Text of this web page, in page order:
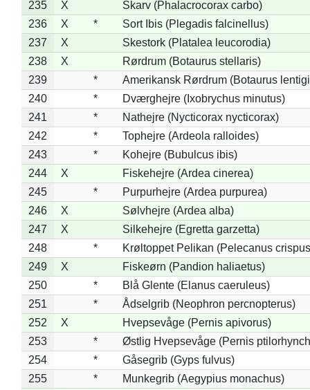
235 X
Skarv (Phalacrocorax carbo)
236
X *
Sort Ibis (Plegadis falcinellus)
237
X
Skestork (Platalea leucorodia)
238
X
Rørdrum (Botaurus stellaris)
239
*
Amerikansk Rørdrum (Botaurus
240
*
Dværghejre (Ixobrychus minutus)
241
*
Nathejre (Nycticorax nycticorax)
242
*
Tophejre (Ardeola ralloides)
243
*
Kohejre (Bubulcus ibis)
244
X
Fiskehejre (Ardea cinerea)
245
*
Purpurhejre (Ardea purpurea)
246
X
Sølvhejre (Ardea alba)
247
X
Silkehejre (Egretta garzetta)
248
*
Krøltoppet Pelikan (Pelecanus
249
X
Fiskeørn (Pandion haliaetus)
250
*
Blå Glente (Elanus caeruleus)
251
*
Ådselgrib (Neophron percnopterus)
252
X
Hvepsevåge (Pernis apivorus)
253
*
Østlig Hvepsevåge (Pernis
254
*
Gåsegrib (Gyps fulvus)
255
*
Munkegrib (Aegypius monachus)